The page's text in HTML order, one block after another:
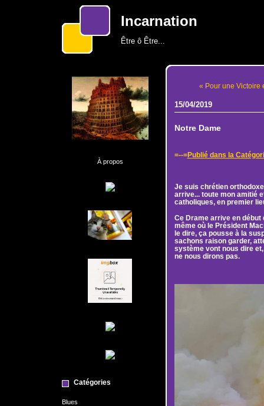
Incarnation
Être ô Être...
À propos
Catégories
Blues
« Pour une Victoire
15/04/2019
Notre Dame
=--=Publié dans la
Je suis chrétien
arrive... toute mon amitié
catholiques, en premier
Ce Drame arrive en début
même où le Président
le dire, ça pousse à la
sachons raison garder,
système vont nous dire
ne nous dirons pas.